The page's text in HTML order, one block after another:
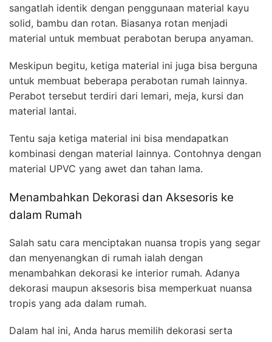
sangatlah identik dengan penggunaan material kayu
solid, bambu dan rotan. Biasanya rotan menjadi
material untuk membuat perabotan berupa anyaman.
Meskipun begitu, ketiga material ini juga bisa berguna
untuk membuat beberapa perabotan rumah lainnya.
Perabot tersebut terdiri dari lemari, meja, kursi dan
material lantai.
Tentu saja ketiga material ini bisa mendapatkan
kombinasi dengan material lainnya. Contohnya dengan
material UPVC yang awet dan tahan lama.
Menambahkan Dekorasi dan Aksesoris ke
dalam Rumah
Salah satu cara menciptakan nuansa tropis yang segar
dan menyenangkan di rumah ialah dengan
menambahkan dekorasi ke interior rumah. Adanya
dekorasi maupun aksesoris bisa memperkuat nuansa
tropis yang ada dalam rumah.
Dalam hal ini, Anda harus memilih dekorasi serta